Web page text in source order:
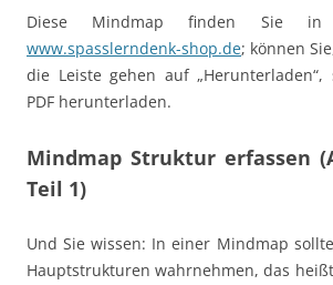
Diese Mindmap finden Sie in
www.spasslerndenk-shop.de; können
die Leiste gehen auf „Herunterladen“,
PDF herunterladen.
Mindmap Struktur erfassen
Teil 1)
Und Sie wissen: In einer Mindmap
Hauptstrukturen wahrnehmen, das